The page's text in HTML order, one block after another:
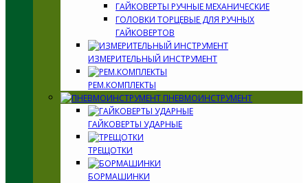
ГАЙКОВЕРТЫ РУЧНЫЕ МЕХАНИЧЕСКИЕ
ГОЛОВКИ ТОРЦЕВЫЕ ДЛЯ РУЧНЫХ
ГАЙКОВЕРТОВ
ИЗМЕРИТЕЛЬНЫЙ ИНСТРУМЕНТ
РЕМ.КОМПЛЕКТЫ
ПНЕВМОИНСТРУМЕНТ
ГАЙКОВЕРТЫ УДАРНЫЕ
ТРЕЩОТКИ
БОРМАШИНКИ